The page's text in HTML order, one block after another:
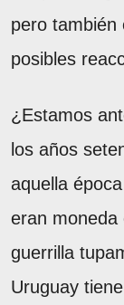
pero también
posibles
¿Estamos
los años
aquella
eran moneda
guerrilla
Uruguay